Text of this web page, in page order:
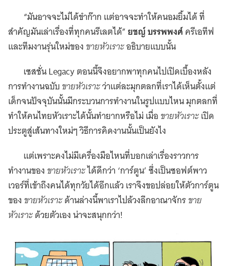
“มันอาจจะไม่ได้ขำก๊าก แต่อาจจะทำให้คนอมยิ้มได้ ที่
สำคัญมันเล่าเรื่องที่ทุกคนรีเลตได้”ยชญ์ บรรพพงศ์ครีเอทีฟ
และทีมงานรุ่นใหม่ของ ขายหัวเราะอธิบายแบบนั้น
เซสชั่น Legacy ตอนนี้จึงอยากพาทุกคนไปเปิดเบื้องหลัง
การทำงานฉบับ ขายหัวเราะว่าแต่ละมุกตลกที่เราได้เห็นตั้งแต่
เด็กจนปัจจุบันนั้นมีกระบวนการทำงานในรูปแบบไหน มุกตลกที่
ทำให้คนไทยหัวเราะได้นั้นทำยากหรือไม่ เมื่อ ขายหัวเราะเปิด
ประตูสู่เส้นทางใหม่ๆ วิธีการคิดงานนั้นเป็นยังไง
แต่เพราะคงไม่มีเครื่องมือไหนที่บอกเล่าเรื่องราวการ
ทำงานของ ขายหัวเราะได้ดีกว่า ‘การ์ตูน’ ซึ่งเป็นซอฟต์พาว
เวอร์ที่เข้าถึงคนได้ทุกวัยได้อีกแล้ว เราจึงขอปล่อยให้ตัวการ์ตูน
ของ ขายหัวเราะด้านล่างนี้พาเราไปล้วงลึกอาณาจักรขาย
หัวเราะด้วยตัวเอง น่าจะสนุกกว่า!